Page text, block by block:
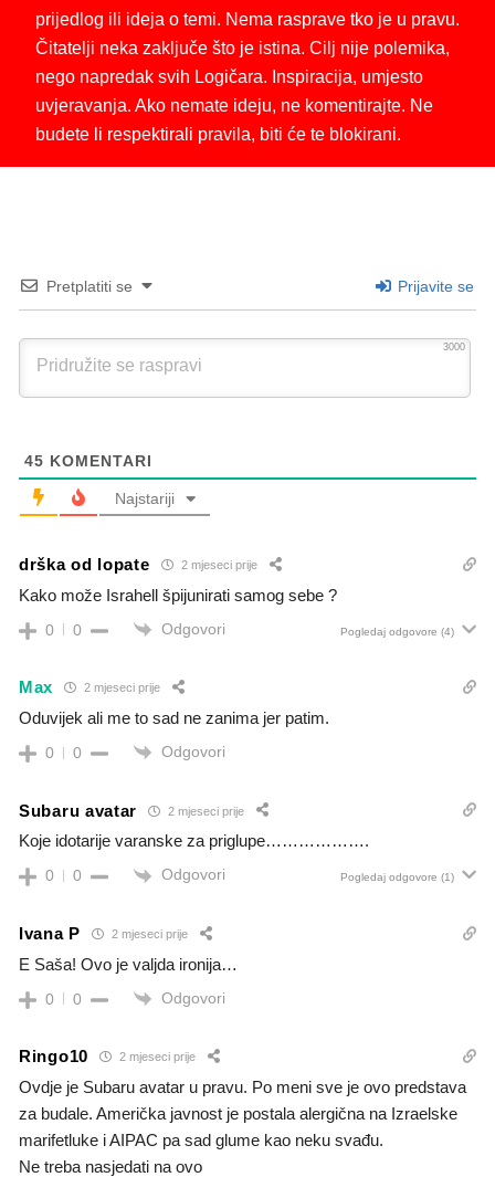
prijedlog ili ideja o temi. Nema rasprave tko je u pravu.
Čitatelji neka zaključe što je istina. Cilj nije polemika,
nego napredak svih Logičara. Inspiracija, umjesto
uvjeravanja. Ako nemate ideju, ne komentirajte. Ne
budete li respektirali pravila, biti će te blokirani.
Pretplatiti se Prijavite se
3000
45 KOMENTARI
Najstariji
drška od lopate 2 mjeseci prije
Kako može Israhell špijunirati samog sebe ?
0 0 Odgovori Pogledaj odgovore (4)
Max 2 mjeseci prije
Oduvijek ali me to sad ne zanima jer patim.
0 0 Odgovori
Subaru avatar 2 mjeseci prije
Koje idotarije varanske za priglupe……………….
0 0 Odgovori Pogledaj odgovore (1)
Ivana P 2 mjeseci prije
E Saša! Ovo je valjda ironija…
0 0 Odgovori
Ringo10 2 mjeseci prije
Ovdje je Subaru avatar u pravu. Po meni sve je ovo predstava
za budale. Američka javnost je postala alergična na Izraelske
marifetluke i AIPAC pa sad glume kao neku svađu.
Ne treba nasjedati na ovo